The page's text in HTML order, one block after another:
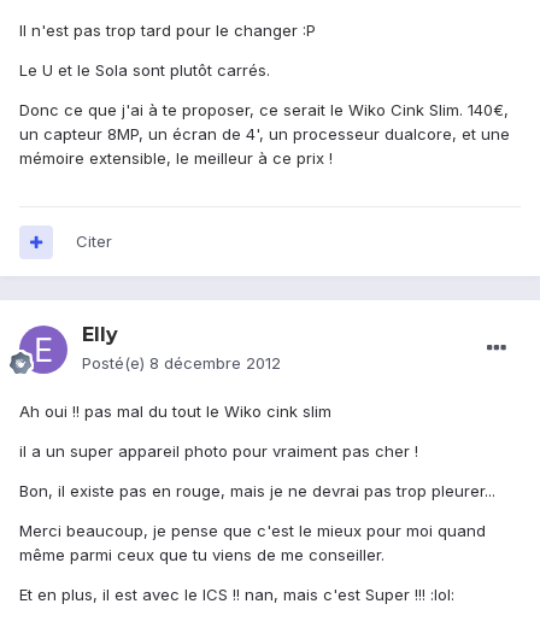
Il n'est pas trop tard pour le changer :P
Le U et le Sola sont plutôt carrés.
Donc ce que j'ai à te proposer, ce serait le Wiko Cink Slim. 140€,
un capteur 8MP, un écran de 4', un processeur dualcore, et une
mémoire extensible, le meilleur à ce prix !
Citer
Elly
Posté(e) 8 décembre 2012
Ah oui !! pas mal du tout le Wiko cink slim
il a un super appareil photo pour vraiment pas cher !
Bon, il existe pas en rouge, mais je ne devrai pas trop pleurer...
Merci beaucoup, je pense que c'est le mieux pour moi quand
même parmi ceux que tu viens de me conseiller.
Et en plus, il est avec le ICS !! nan, mais c'est Super !!! :lol: